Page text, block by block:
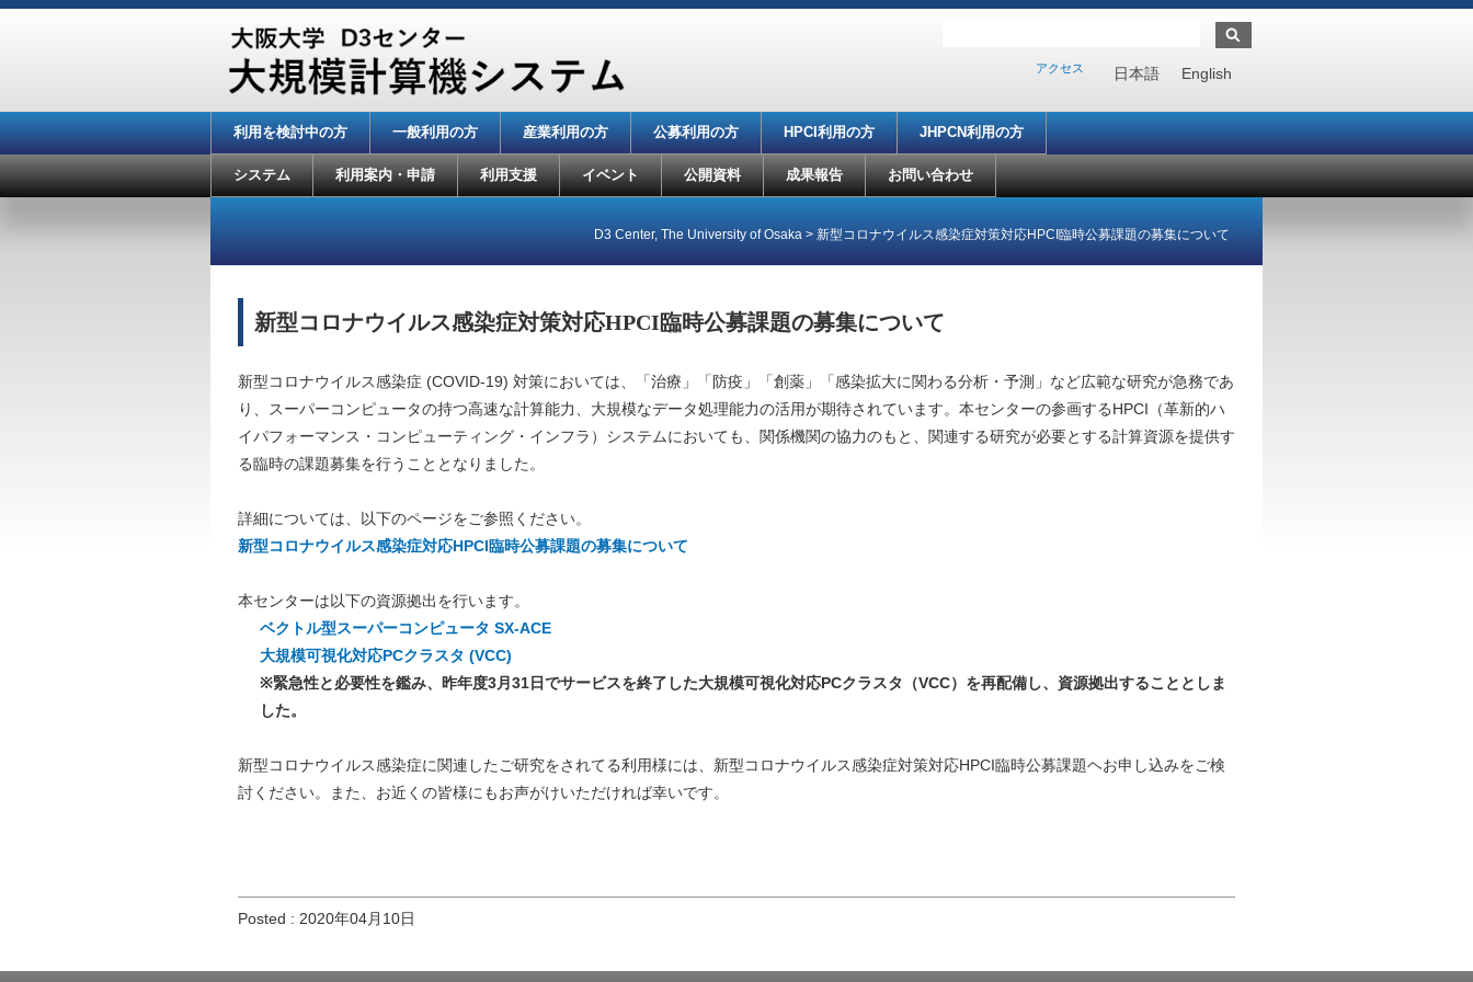
日本語 English
アクセス
利用を検討中の方 一般利用の方 産業利用の方 公募利用の方 HPCI利用の方 JHPCN利用の方
システム 利用案内・申請 利用支援 イベント 公開資料 成果報告 お問い合わせ
D3 Center, The University of Osaka > 新型コロナウイルス感染症対策対応HPCI臨時公募課題の募集について
新型コロナウイルス感染症対策対応HPCI臨時公募課題の募集について
新型コロナウイルス感染症 (COVID-19) 対策においては、「治療」「防疫」「創薬」「感染拡大に関わる分析・予測」など広範な研究が急務であ
り、スーパーコンピュータの持つ高速な計算能力、大規模なデータ処理能力の活用が期待されています。本センターの参画するHPCI（革新的ハ
イパフォーマンス・コンピューティング・インフラ）システムにおいても、関係機関の協力のもと、関連する研究が必要とする計算資源を提供す
る臨時の課題募集を行うこととなりました。
詳細については、以下のページをご参照ください。
新型コロナウイルス感染症対応HPCI臨時公募課題の募集について
本センターは以下の資源拠出を行います。
ベクトル型スーパーコンピュータ SX-ACE
大規模可視化対応PCクラスタ (VCC)
※緊急性と必要性を鑑み、昨年度3月31日でサービスを終了した大規模可視化対応PCクラスタ（VCC）を再配備し、資源拠出することとしま
した。
新型コロナウイルス感染症に関連したご研究をされてる利用様には、新型コロナウイルス感染症対策対応HPCI臨時公募課題ヘお申し込みをご検
討ください。また、お近くの皆様にもお声がけいただければ幸いです。
Posted : 2020年04月10日